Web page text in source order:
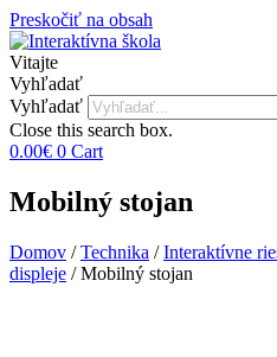
Preskočiť na obsah
Vitajte
Vyhľadať
Vyhľadať
Close this search box.
0.00€ 0 Cart
Mobilný stojan
Domov /Technika /Interaktívne
displeje / Mobilný stojan